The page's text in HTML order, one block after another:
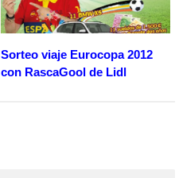
Sorteo viaje Eurocopa 2012
con RascaGool de Lidl